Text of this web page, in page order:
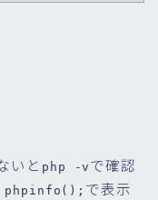
いと php -v で確認
phpinfo(); で表示